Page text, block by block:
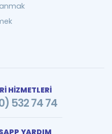
HİZMETLERİ
532 74 74
YARDIM